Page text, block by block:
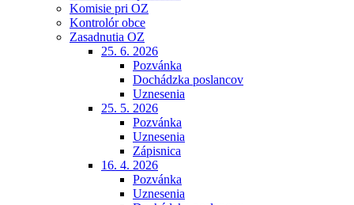
Komisie pri OZ
Kontrolór obce
Zasadnutia OZ
25. 6. 2026
Pozvánka
Dochádzka poslancov
Uznesenia
25. 5. 2026
Pozvánka
Uznesenia
Zápisnica
16. 4. 2026
Pozvánka
Uznesenia